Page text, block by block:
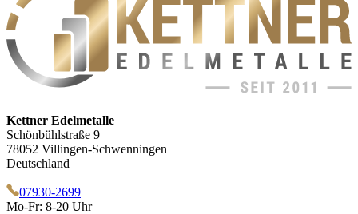
Kettner Edelmetalle
Schönbühlstraße 9
78052 Villingen-Schwenningen
Deutschland
07930-2699
Mo-Fr: 8-20 Uhr